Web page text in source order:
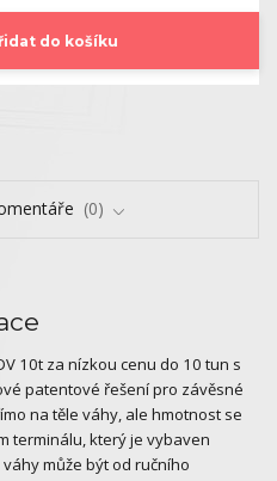
do košíku
0
10t za nízkou cenu do 10 tun s
patentové řešení pro závěsné
na těle váhy, ale hmotnost se
terminálu, který je vybaven
může být od ručního